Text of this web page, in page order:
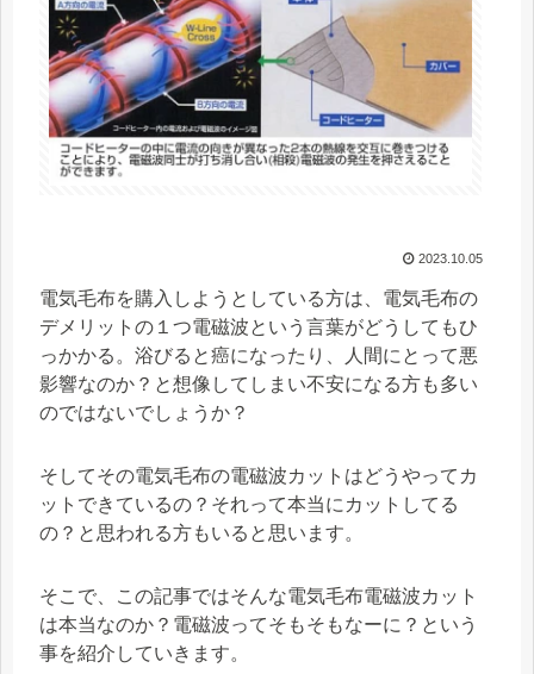
2023.10.05
電気毛布を購入しようとしている方は、電気毛布の
デメリットの１つ電磁波という言葉がどうしてもひ
っかかる。浴びると癌になったり、人間にとって悪
影響なのか？と想像してしまい不安になる方も多い
のではないでしょうか？
そしてその電気毛布の電磁波カットはどうやってカ
ットできているの？それって本当にカットしてる
の？と思われる方もいると思います。
そこで、この記事ではそんな電気毛布電磁波カット
は本当なのか？電磁波ってそもそもなーに？という
事を紹介していきます。